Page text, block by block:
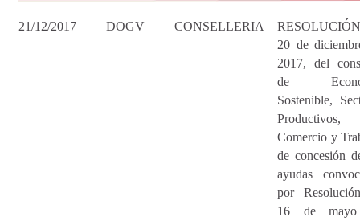
21/12/2017 DOGV CONSELLERIA
20 de
2017, del
de
Sostenible,
Productivos,
Comercio y
de concesión
ayudas
por
16 de